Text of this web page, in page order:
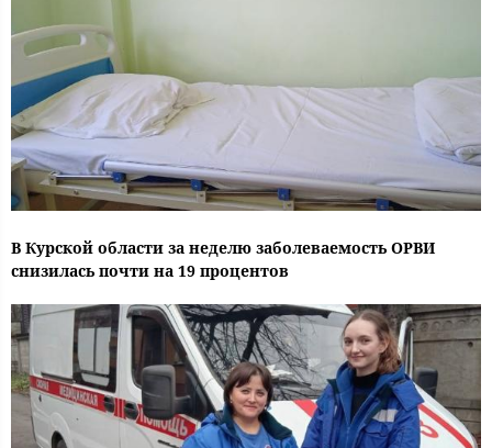
В Курской области за неделю заболеваемость ОРВИ
снизилась почти на 19 процентов